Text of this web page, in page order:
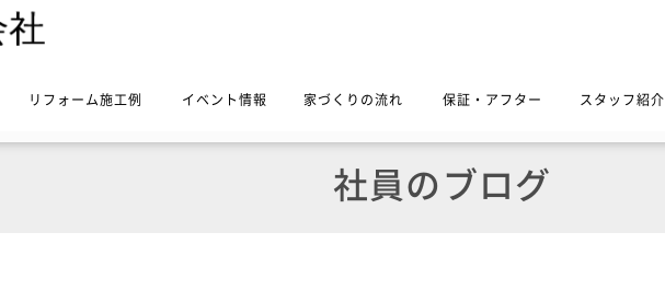
リフォーム施工例 イベント情報 家づくりの流れ 保証・アフター スタッフ紹介
社員のブログ